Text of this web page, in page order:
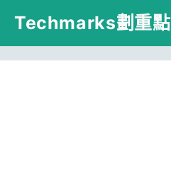
跳
主
Techmarks劃重點